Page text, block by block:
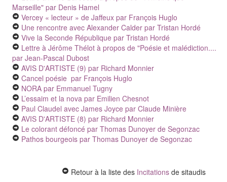
Marseille" par Denis Hamel
Vercey « lecteur » de Jaffeux par François Huglo
Une rencontre avec Alexander Calder par Tristan Hordé
Vive la Seconde République par Tristan Hordé
Lettre à Jérôme Thélot à propos de "Poésie et malédiction....
par Jean-Pascal Dubost
AVIS D'ARTISTE (9) par Richard Monnier
Cancel poésie par François Huglo
NORA par Emmanuel Tugny
L’essaim et la nova par Emilien Chesnot
Paul Claudel avec James Joyce par Claude Minière
AVIS D'ARTISTE (8) par Richard Monnier
Le colorant défoncé par Thomas Dunoyer de Segonzac
Pathos bourgeois par Thomas Dunoyer de Segonzac
Retour à la liste des Incitations de sitaudis